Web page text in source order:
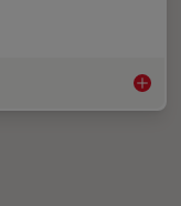
How to